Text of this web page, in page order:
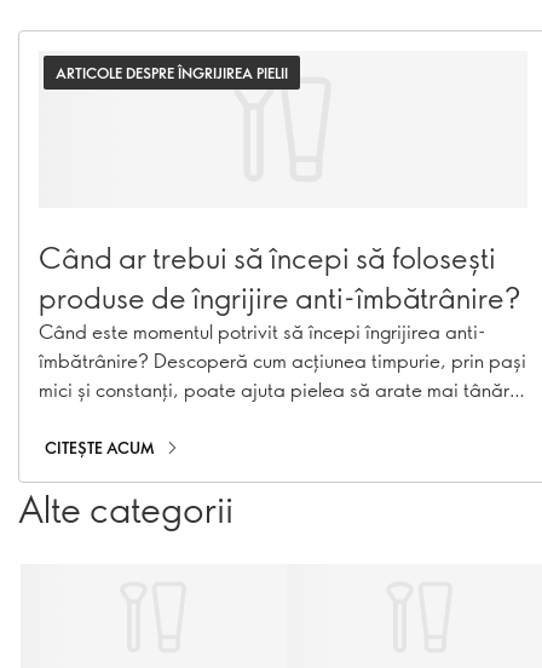
ARTICOLE DESPRE ÎNGRIJIREA PIELII
Când ar trebui să începi să folosești
produse de îngrijire anti-îmbătrânire?
Când este momentul potrivit să începi îngrijirea anti-
îmbătrânire? Descoperă cum acțiunea timpurie, prin pași
mici și constanți, poate ajuta pielea să arate mai tânără
CITEȘTE ACUM
Alte categorii